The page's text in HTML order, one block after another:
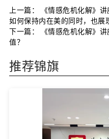
上一篇：
《情感危机化解》
如何保持内在美的同时，也展
下一篇：
《情感危机化解》
值？
推荐锦旗